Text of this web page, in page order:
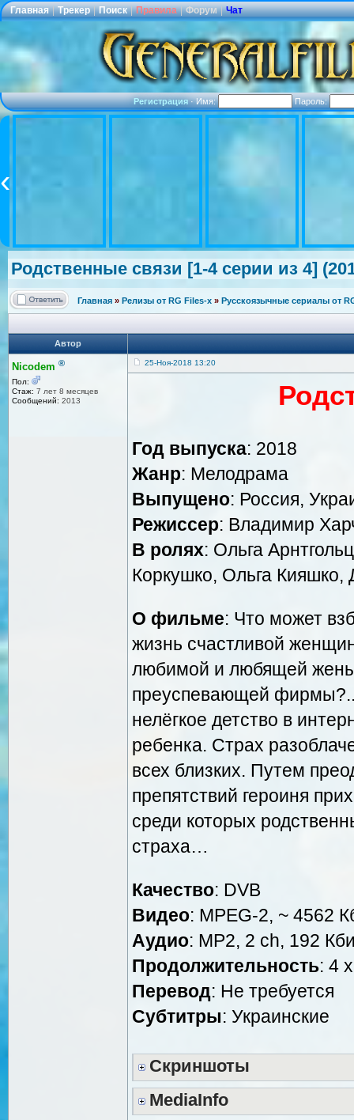
Главная | Трекер | Поиск | Правила | Форум | Чат
Регистрация·Имя: Пароль:
Родственные связи [1-4 серии из 4]
Главная » Релизы от RG Files-x » Русскоязычные сериалы от
Автор
Nicodem ®
Пол:
Стаж: 7 лет 8 месяцев
Сообщений: 2013
25-Ноя-2018 13:20
Год выпуска: 2018
Жанр: Мелодрама
Выпущено: Россия,
Режиссер: Владимир
В ролях: Ольга
Коркушко, Ольга
О фильме: Что может
жизнь счастливой
любимой и любящей
преуспевающей
нелёгкое детство в
ребенка. Страх
всех близких. Путем
препятствий героиня
среди которых
страха…
Качество: DVB
Видео: MPEG-2, ~ 4562
Аудио: МР2, 2 ch, 192
Продолжительность: 4
Перевод: Не требуется
Cубтитры: Украинские
Скриншоты
MediaInfo